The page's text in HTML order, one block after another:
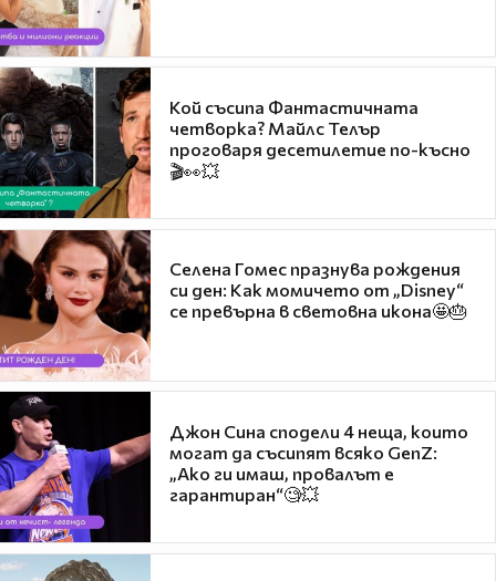
Кой съсипа Фантастичната
четворка? Майлс Телър
проговаря десетилетие по-късно
🎬👀💥
Селена Гомес празнува рождения
си ден: Как момичето от „Disney“
се превърна в световна икона🤩🎂
Джон Сина сподели 4 неща, които
могат да съсипят всяко GenZ:
„Ако ги имаш, провалът е
гарантиран“🧐💥